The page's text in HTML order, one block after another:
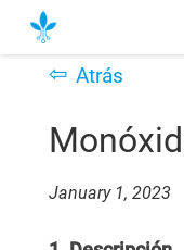
⇦ Atrás
January 1, 2023